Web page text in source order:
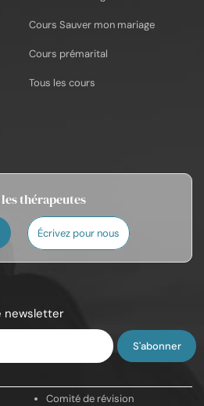
Cours Sauver mon mariage
Cours prémarital
Tous les cours
thérapeutes
Écrivez pour nous
newsletter
Comité de révision